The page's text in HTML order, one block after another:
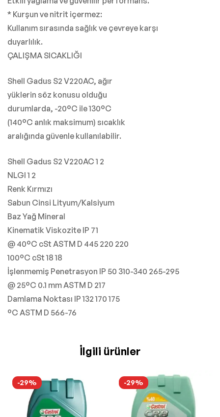
* Kurşun ve nitrit içermez:
Kullanım sırasında sağlık ve çevreye karşı
duyarlılık.
ÇALIŞMA SICAKLIĞI
Shell Gadus S2 V220AC, ağır
yüklerin söz konusu olduğu
durumlarda, -20°C ile 130°C
(140°C anlık maksimum) sıcaklık
aralığında güvenle kullanılabilir.
Shell Gadus S2 V220AC 1 2
NLGI 1 2
Renk Kırmızı
Sabun Cinsi Lityum/Kalsiyum
Baz Yağ Mineral
Kinematik Viskozite IP 71
@ 40°C cSt ASTM D 445 220 220
100°C cSt 18 18
İşlenmemiş Penetrasyon IP 50 310-340 265-295
@ 25°C 0.1 mm ASTM D 217
Damlama Noktası IP 132 170 175
°C ASTM D 566-76
İlgili ürünler
-29% -29%